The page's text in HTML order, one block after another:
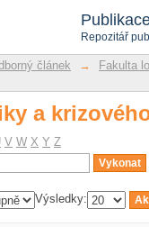
Repozitář
a
článek →
Fakulta
a
V W X Y Z
Výsledky: